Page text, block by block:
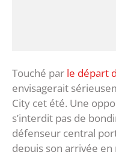
Touché par le départ
envisagerait
City cet été. Une
s’interdit pas de
défenseur central
depuis son arrivée